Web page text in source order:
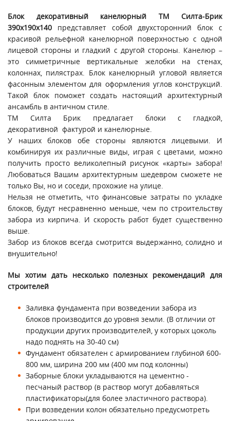
Блок декоративный канелюрный ТМ Силта-Брик
390х190х140 представляет собой двухсторонний блок с
красивой рельефной канелюрной поверхностью с одной
лицевой стороны и гладкий с другой стороны. Канелюр –
это симметричные вертикальные желобки на стенах,
колоннах, пилястрах. Блок канелюрный угловой является
фасонным элементом для оформления углов конструкций.
Такой блок поможет создать настоящий архитектурный
ансамбль в античном стиле.
ТМ Силта Брик предлагает блоки с гладкой,
декоративной фактурой и канелюрные.
У наших блоков обе стороны являются лицевыми. И
комбинируя их различные виды, играя с цветами, можно
получить просто великолепный рисунок «карты» забора!
Любоваться Вашим архитектурным шедевром сможете не
только Вы, но и соседи, прохожие на улице.
Нельзя не отметить, что финансовые затраты по укладке
блоков, будут несравненно меньше, чем по строительству
забора из кирпича. И скорость работ будет существенно
выше.
Забор из блоков всегда смотрится выдержанно, солидно и
внушительно!
Мы хотим дать несколько полезных рекомендаций для
строителей
Заливка фундамента при возведении забора из
блоков производится до уровня земли. (В отличии от
продукции других производителей, у которых цоколь
надо поднять на 30-40 см)
Фундамент обязателен с армированием глубиной 600-
800 мм, ширина 200 мм (400 мм под колонны)
Заборные блоки укладываются на цементно -
песчаный раствор (в раствор могут добавляться
пластификаторы(для более эластичного раствора).
При возведении колон обязательно предусмотреть